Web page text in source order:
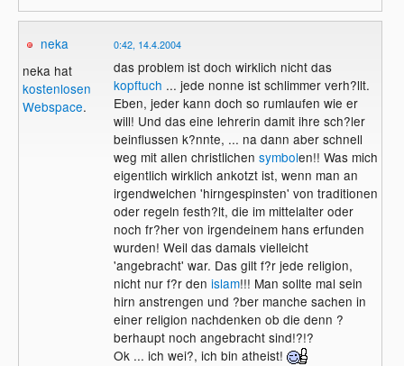
neka
neka hat
kostenlosen
Webspace.
0:42, 14.4.2004
das problem ist doch wirklich nicht das
kopftuch ... jede nonne ist schlimmer verh?llt.
Eben, jeder kann doch so rumlaufen wie er
will! Und das eine lehrerin damit ihre sch?ler
beinflussen k?nnte, ... na dann aber schnell
weg mit allen christlichen symbolen!! Was mich
eigentlich wirklich ankotzt ist, wenn man an
irgendwelchen 'hirngespinsten' von traditionen
oder regeln festh?lt, die im mittelalter oder
noch fr?her von irgendeinem hans erfunden
wurden! Weil das damals vielleicht
'angebracht' war. Das gilt f?r jede religion,
nicht nur f?r den islam!!! Man sollte mal sein
hirn anstrengen und ?ber manche sachen in
einer religion nachdenken ob die denn ?
berhaupt noch angebracht sind!?!?
Ok ... ich wei?, ich bin atheist!